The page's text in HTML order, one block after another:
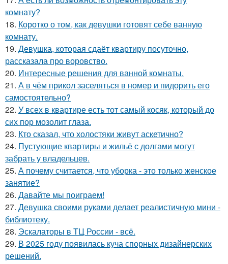
комнату?
18. Коротко о том, как девушки готовят себе ванную
комнату.
19. Девушка, которая сдаёт квартиру посуточно,
рассказала про воровство.
20. Интересные решения для ванной комнаты.
21. А в чём прикол заселяться в номер и пидорить его
самостоятельно?
22. У всех в квартире есть тот самый косяк, который до
сих пор мозолит глаза.
23. Кто сказал, что холостяки живут аскетично?
24. Пустующие квартиры и жильё с долгами могут
забрать у владельцев.
25. А почему считается, что уборка - это только женское
занятие?
26. Давайте мы поиграем!
27. Девушка своими руками делает реалистичную мини -
библиотеку.
28. Эскалаторы в ТЦ России - всё.
29. В 2025 году появилась куча спорных дизайнерских
решений.